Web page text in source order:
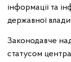
інформації та
державної влади.
Законодавче
статусом